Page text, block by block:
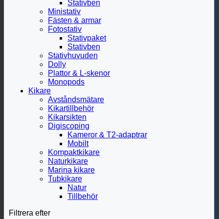
Stativben
Ministativ
Fästen & armar
Fotostativ
Stativpaket
Stativben
Stativhuvuden
Dolly
Plattor & L-skenor
Monopods
Kikare
Avståndsmätare
Kikartillbehör
Kikarsikten
Digiscoping
Kameror & T2-adaptrar
Mobilt
Kompaktkikare
Naturkikare
Marina kikare
Tubkikare
Natur
Tillbehör
Filtrera efter